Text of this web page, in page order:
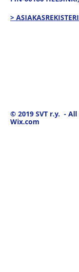
>
© 2019 SVT r.y. -
Wix.com